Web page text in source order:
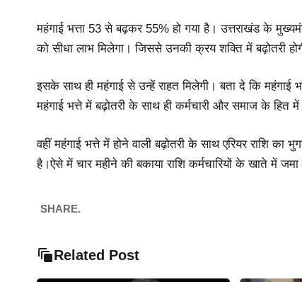
महंगाई भत्ता 53 से बढ़कर 55% हो गया है। उत्तराखंड के
को सीधा लाभ मिलेगा। जिससे उनकी क्रय शक्ति में बढ़ोतरी
इसके साथ ही महंगाई से उन्हें राहत मिलेगी। बता दे कि महंगाई
महंगाई भत्ते में बढ़ोतरी के साथ ही कर्मचारी और समाज के हित
वहीं महंगाई भत्ते में होने वाली बढ़ोतरी के साथ एरियर राशि का
है।ऐसे में चार महीने की बकाया राशि कर्मचारियों के खाते में
SHARE.
Related Post